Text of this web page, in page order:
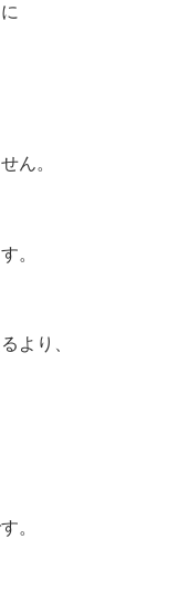
ん。
。
より、
。